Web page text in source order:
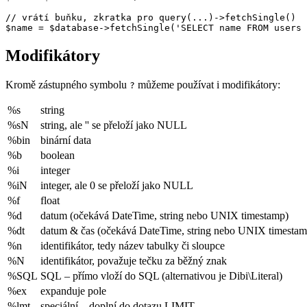
// vrátí buňku, zkratka pro query(...)->fetchSingle()
Modifikátory
Kromě zástupného symbolu ? můžeme používat i modifikátory:
%s
string
%sN
string, ale '' se přeloží jako NULL
%bin
binární data
%b
boolean
%i
integer
%iN
integer, ale 0 se přeloží jako NULL
%f
float
%d
datum (očekává DateTime, string nebo UNIX timestamp)
%dt
datum & čas (očekává DateTime, string nebo UNIX
%n
identifikátor, tedy název tabulky či sloupce
%N
identifikátor, považuje tečku za běžný znak
%SQL SQL – přímo vloží do SQL (alternativou je Dibi\Literal)
%ex
expanduje pole